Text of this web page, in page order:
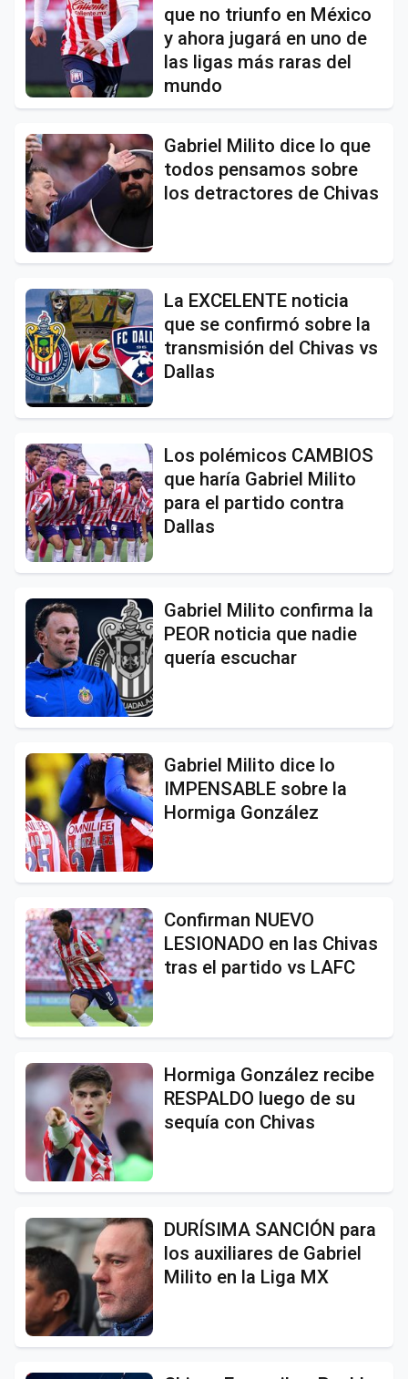
que no triunfo en México
y ahora jugará en uno de
las ligas más raras del
mundo
Gabriel Milito dice lo que
todos pensamos sobre
los detractores de Chivas
La EXCELENTE noticia
que se confirmó sobre la
transmisión del Chivas vs
Dallas
Los polémicos CAMBIOS
que haría Gabriel Milito
para el partido contra
Dallas
Gabriel Milito confirma la
PEOR noticia que nadie
quería escuchar
Gabriel Milito dice lo
IMPENSABLE sobre la
Hormiga González
Confirman NUEVO
LESIONADO en las Chivas
tras el partido vs LAFC
Hormiga González recibe
RESPALDO luego de su
sequía con Chivas
DURÍSIMA SANCIÓN para
los auxiliares de Gabriel
Milito en la Liga MX